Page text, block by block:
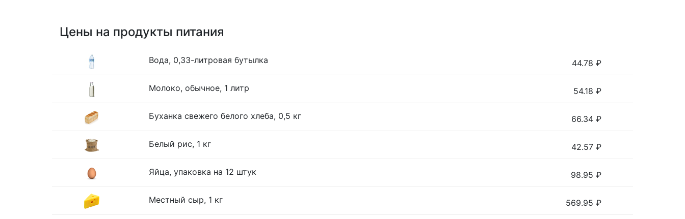
Цены на продукты питания
Вода, 0,33-литровая бутылка 44.78 ₽
Молоко, обычное, 1 литр 54.18 ₽
Буханка свежего белого хлеба, 0,5 кг 66.34 ₽
Белый рис, 1 кг 42.57 ₽
Яйца, упаковка на 12 штук 98.95 ₽
Местный сыр, 1 кг 569.95 ₽